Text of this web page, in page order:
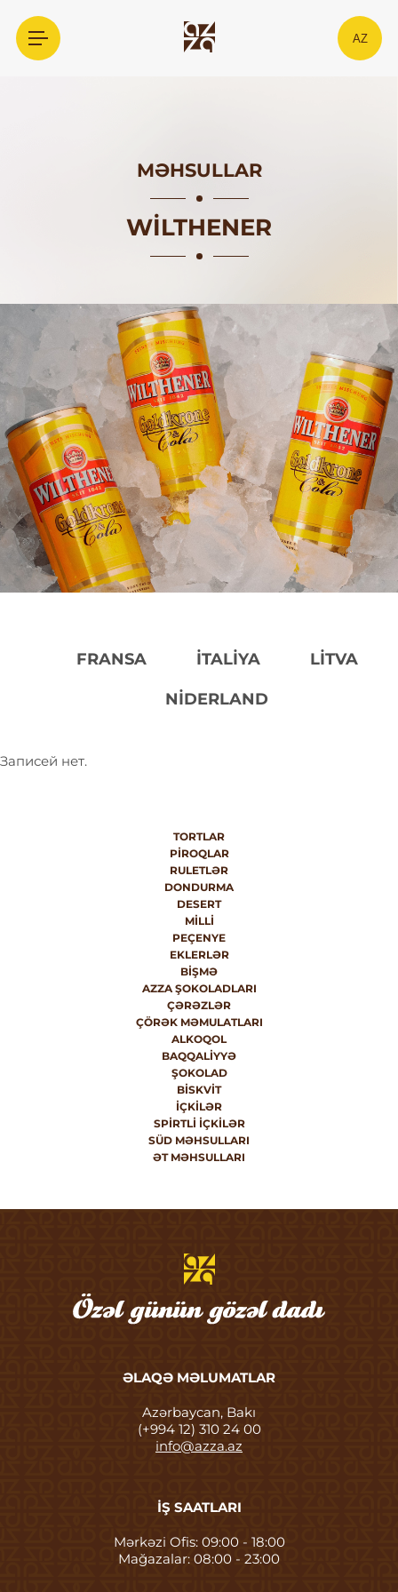
AZ
MƏHSULLAR
WILTHENER
FRANSA İTALIYA LITVA
NIDERLAND
Записей нет.
TORTLAR
PIROQLAR
RULETLƏR
DONDURMA
DESERT
MILLI
PEÇENYE
EKLERLƏR
BIŞMƏ
AZZA ŞOKOLADLARI
ÇƏRƏZLƏR
ÇÖRƏK MƏMULATLARI
ALKOQOL
BAQQALIYYƏ
ŞOKOLAD
BISKVIT
İÇKILƏR
SPIRTLI İÇKILƏR
SÜD MƏHSULLARI
ƏT MƏHSULLARI
ƏLAQƏ MƏLUMATLAR
Azərbaycan, Bakı
(+994 12) 310 24 00
info@azza.az
İŞ SAATLARI
Mərkəzi Ofis: 09:00 - 18:00
Mağazalar: 08:00 - 23:00